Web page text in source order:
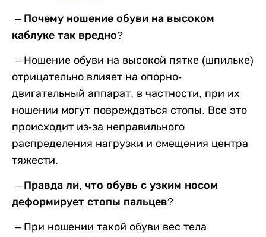
– Почему ношение обуви на высоком
каблуке так вредно?
– Ношение обуви на высокой пятке (шпильке)
отрицательно влияет на опорно-
двигательный аппарат, в частности, при их
ношении могут повреждаться стопы. Все это
происходит из-за неправильного
распределения нагрузки и смещения центра
тяжести.
– Правда ли, что обувь с узким носом
деформирует стопы пальцев?
– При ношении такой обуви вес тела